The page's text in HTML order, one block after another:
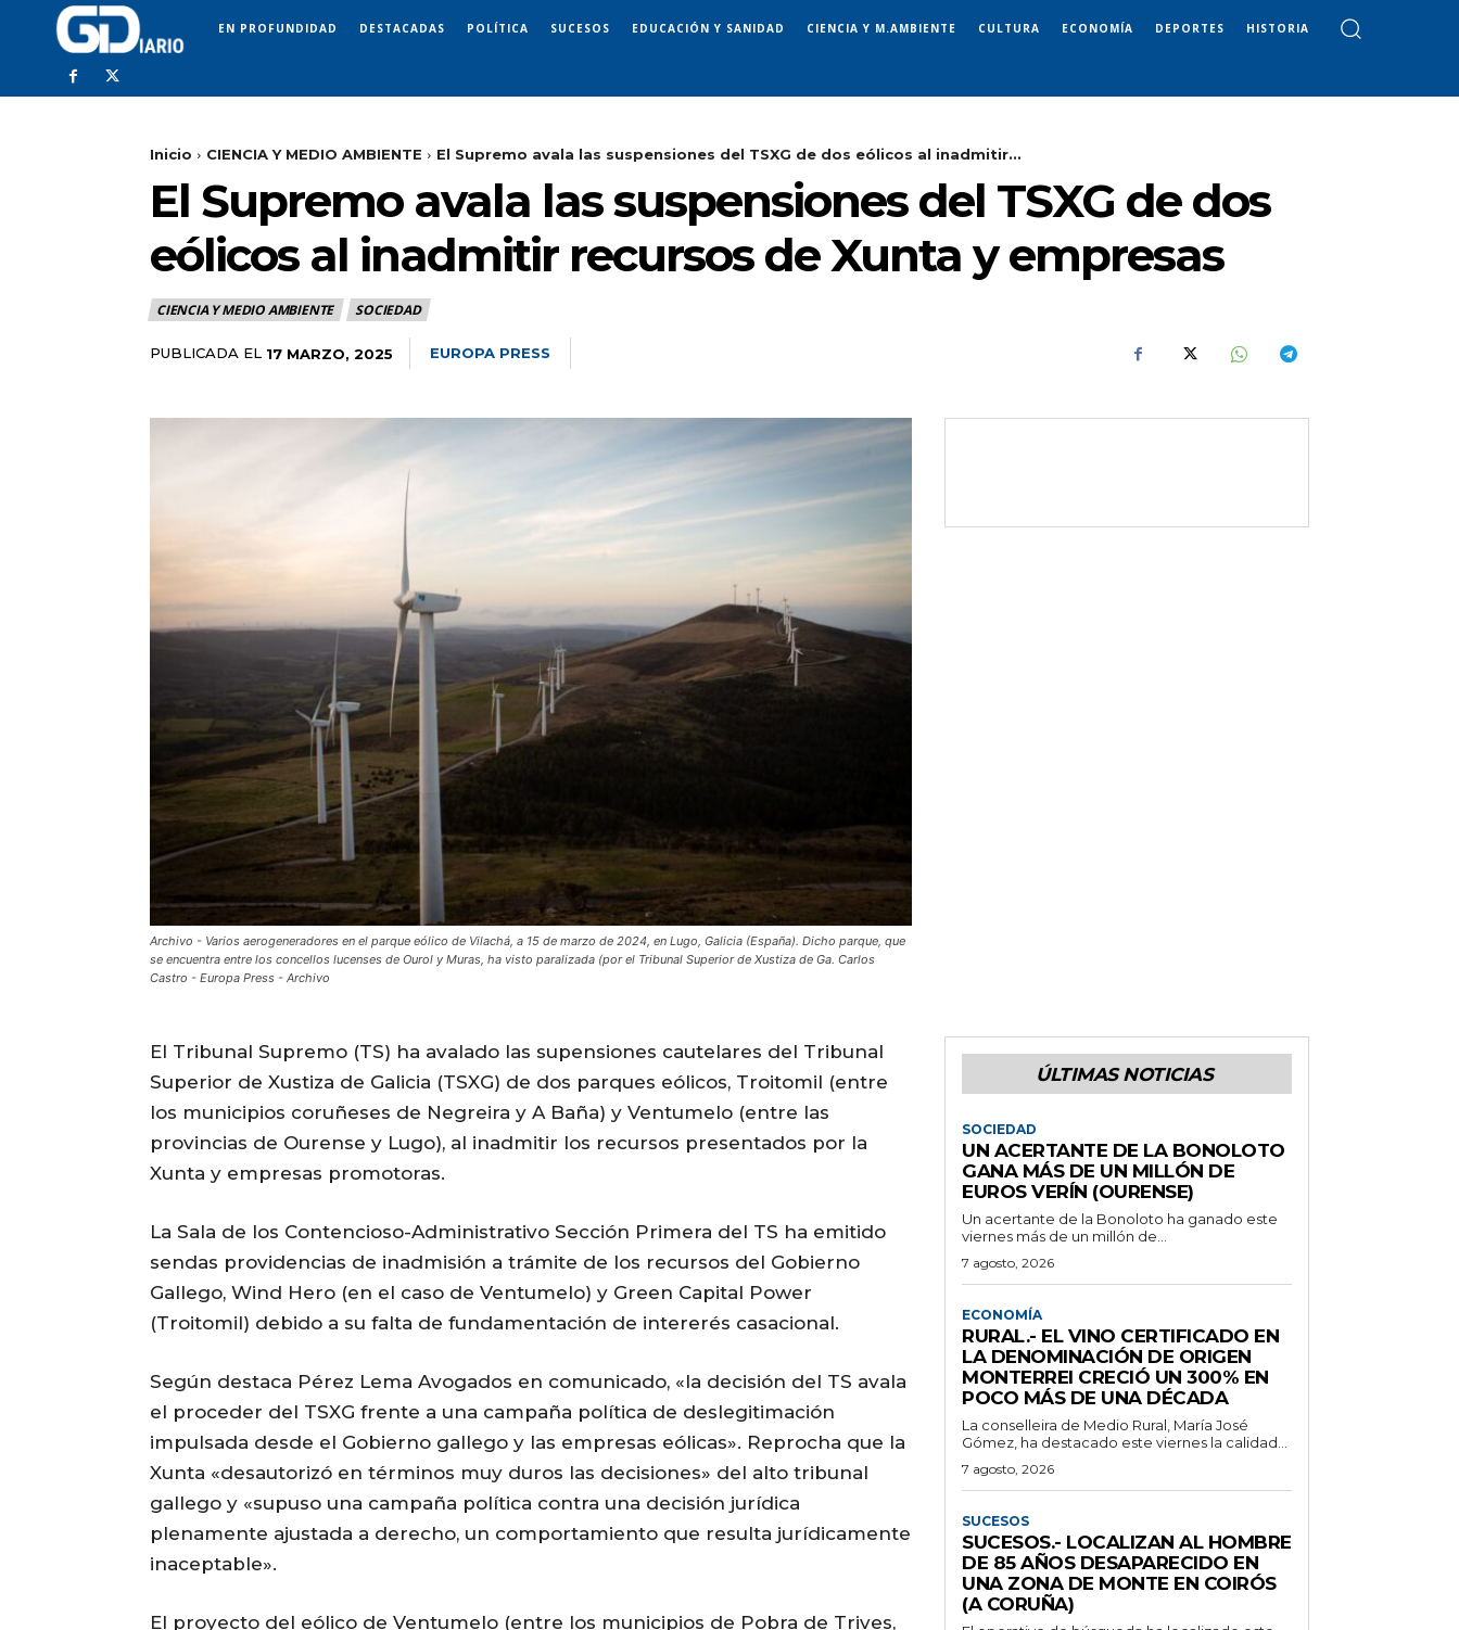
EN PROFUNDIDAD DESTACADAS POLÍTICA SUCESOS EDUCACIÓN Y SANIDAD CIENCIA Y M.AMBIENTE CULTURA ECONOMÍA DEPORTES HISTORIA
Inicio CIENCIA Y MEDIO AMBIENTE El Supremo avala las suspensiones del TSXG de dos eólicos al inadmitir...
El Supremo avala las suspensiones del TSXG de dos
eólicos al inadmitir recursos de Xunta y empresas
CIENCIA Y MEDIO AMBIENTE SOCIEDAD
PUBLICADA EL 17 MARZO, 2025 EUROPA PRESS
Archivo - Varios aerogeneradores en el parque eólico de Vilachá, a 15 de marzo de 2024, en Lugo, Galicia (España). Dicho parque, que
se encuentra entre los concellos lucenses de Ourol y Muras, ha visto paralizada (por el Tribunal Superior de Xustiza de Ga. Carlos
Castro - Europa Press - Archivo
El Tribunal Supremo (TS) ha avalado las supensiones cautelares del Tribunal
Superior de Xustiza de Galicia (TSXG) de dos parques eólicos, Troitomil (entre
los municipios coruñeses de Negreira y A Baña) y Ventumelo (entre las
provincias de Ourense y Lugo), al inadmitir los recursos presentados por la
Xunta y empresas promotoras.
La Sala de los Contencioso-Administrativo Sección Primera del TS ha emitido
sendas providencias de inadmisión a trámite de los recursos del Gobierno
Gallego, Wind Hero (en el caso de Ventumelo) y Green Capital Power
(Troitomil) debido a su falta de fundamentación de intererés casacional.
Según destaca Pérez Lema Avogados en comunicado, «la decisión del TS avala
el proceder del TSXG frente a una campaña política de deslegitimación
impulsada desde el Gobierno gallego y las empresas eólicas». Reprocha que la
Xunta «desautorizó en términos muy duros las decisiones» del alto tribunal
gallego y «supuso una campaña política contra una decisión jurídica
plenamente ajustada a derecho, un comportamiento que resulta jurídicamente
inaceptable».
El proyecto del eólico de Ventumelo (entre los municipios de Pobra de Trives,
ÚLTIMAS NOTICIAS
SOCIEDAD
UN ACERTANTE DE LA BONOLOTO
GANA MÁS DE UN MILLÓN DE
EUROS VERÍN (OURENSE)
Un acertante de la Bonoloto ha ganado este
viernes más de un millón de...
7 agosto, 2026
ECONOMÍA
RURAL.- EL VINO CERTIFICADO EN
LA DENOMINACIÓN DE ORIGEN
MONTERREI CRECIÓ UN 300% EN
POCO MÁS DE UNA DÉCADA
La conselleira de Medio Rural, María José
Gómez, ha destacado este viernes la calidad...
7 agosto, 2026
SUCESOS
SUCESOS.- LOCALIZAN AL HOMBRE
DE 85 AÑOS DESAPARECIDO EN
UNA ZONA DE MONTE EN COIRÓS
(A CORUÑA)